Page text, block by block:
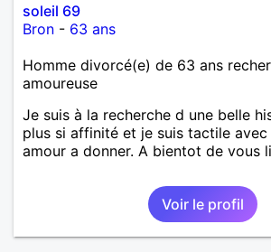
soleil 69
Bron - 63 ans
Homme divorcé(e) de 63 ans
amoureuse
Je suis à la recherche d une belle
plus si affinité et je suis tactile
amour a donner. A bientot de vous
Voir le profil